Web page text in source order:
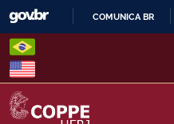
Skip
content
COMUNICA BR